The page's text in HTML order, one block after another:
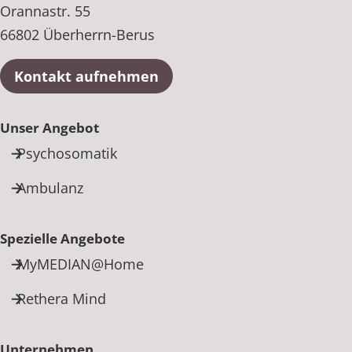
Orannastr. 55
66802 Überherrn-Berus
Kontakt aufnehmen
Unser Angebot
Psychosomatik
Ambulanz
Spezielle Angebote
MyMEDIAN@Home
Rethera Mind